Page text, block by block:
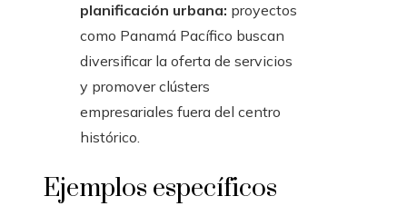
planificación urbana: proyectos
como Panamá Pacífico buscan
diversificar la oferta de servicios
y promover clústers
empresariales fuera del centro
histórico.
Ejemplos específicos